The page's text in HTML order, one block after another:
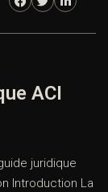
ACI
juridique
Introduction La